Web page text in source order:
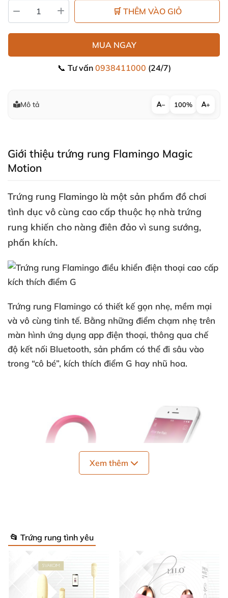
🛒 THÊM VÀO GIỎ
MUA NGAY
📞 Tư vấn 0938411000 (24/7)
Mô tả − 100% +
Giới thiệu trứng rung Flamingo Magic
Motion
Trứng rung Flamingo là một sản phẩm đồ chơi
tình dục vô cùng cao cấp thuộc họ nhà trứng
rung khiến cho nàng điên đảo vì sung sướng,
phấn khích.
Trứng rung Flamingo có thiết kế gọn nhẹ, mềm mại
và vô cùng tinh tế. Bằng những điểm chạm nhẹ trên
màn hình ứng dụng app điện thoại, thông qua chế
độ kết nối Bluetooth, sản phẩm có thể đi sâu vào
trong “cô bé”, kích thích điểm G hay nhũ hoa.
Ưu điểm nổi trội
của sản phẩm trứng rung
Xem thêm
📂 Trứng rung tình yêu